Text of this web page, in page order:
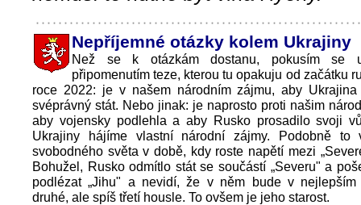
Nepříjemné otázky kolem Ukrajiny
Než se k otázkám dostanu, pokusím se
připomenutím teze, kterou tu opakuju od začátku
roce 2022: je v našem národním zájmu, aby
svéprávný stát. Nebo jinak: je naprosto proti našim
aby vojensky podlehla a aby Rusko prosadilo svoji
Ukrajiny hájíme vlastní národní zájmy. Podobně to
svobodného světa v době, kdy roste napětí mezi
Bohužel, Rusko odmítlo stát se součástí „Severu" a
podlézat „Jihu" a nevidí, že v něm bude v nejlepším
druhé, ale spíš třetí housle. To ovšem je jeho starost.